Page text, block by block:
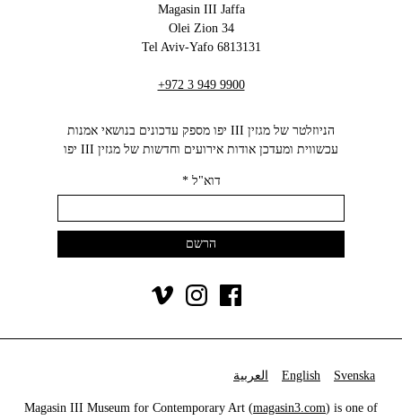
Magasin III Jaffa
34 Olei Zion
6813131 Tel Aviv-Yafo
+972 3 949 9900
הניוזלטר של מגזין III יפו מספק עדכונים בנושאי אמנות
עכשווית ומעדכן אודות אירועים וחדשות של מגזין III יפו‬
דוא"ל*
Svenska
English العربية
Magasin III Museum for Contemporary Art (magasin3.com) is one of